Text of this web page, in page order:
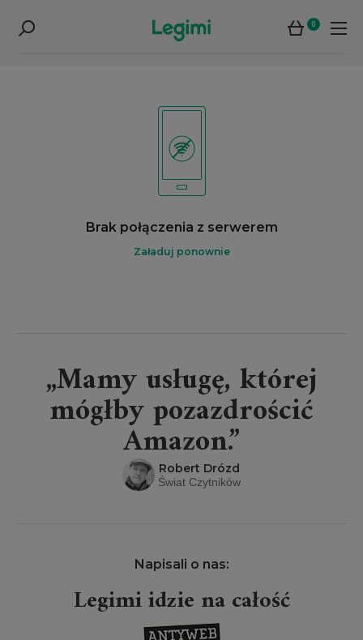
0
Brak połączenia z serwerem
Załaduj ponownie
„Mamy usługę, której
mógłby pozazdrościć
Amazon.”
Robert Drózd
Świat Czytników
Napisali o nas:
Legimi idzie na całość